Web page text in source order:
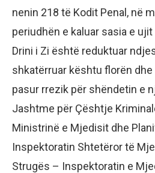
nenin 218 të Kodit Penal, në
periudhën e kaluar sasia e
Drini i Zi është reduktuar
shkatërruar kështu florën dhe
pasur rrezik për shëndetin e
Jashtme për Çështje
Ministrinë e Mjedisit dhe
Inspektoratin Shtetëror të
Strugës – Inspektoratin e